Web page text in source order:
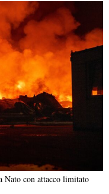
Nato con attacco limitato